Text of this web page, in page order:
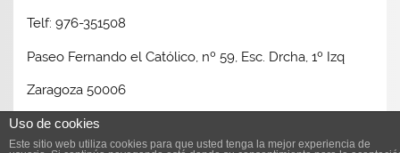
Telf: 976-351508
Paseo Fernando el Católico, nº 59, Esc. Drcha, 1º Izq
Zaragoza 50006
Uso de cookies
Este sitio web utiliza cookies para que usted tenga la mejor experiencia de